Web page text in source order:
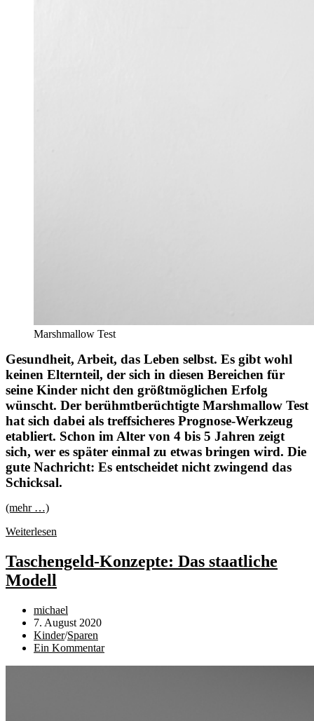
Marshmallow Test
Gesundheit, Arbeit, das Leben selbst. Es gibt wohl
keinen Elternteil, der sich in diesen Bereichen für
seine Kinder nicht den größtmöglichen Erfolg
wünscht. Der berühmtberüchtigte Marshmallow Test
hat sich dabei als treffsicheres Prognose-Werkzeug
etabliert. Schon im Alter von 4 bis 5 Jahren zeigt
sich, wer es später einmal zu etwas bringen wird. Die
gute Nachricht: Es entscheidet nicht zwingend das
Schicksal.
(mehr …)
Weiterlesen
Kinder
einen
Test
schaffen
Taschengeld-Konzepte: Das staatliche
Modell
Beitrags-
Autor:
michael
Beitrag
veröffentlicht:
7. August 2020
Beitrags-
Kategorie:
Kinder/Sparen
Beitrags-
Ein Kommentar